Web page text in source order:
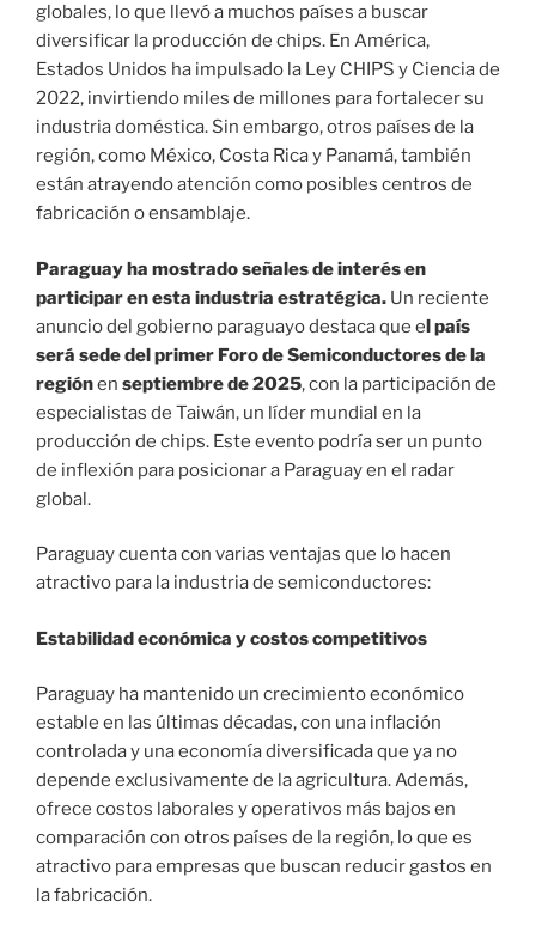
globales, lo que llevó a muchos países a buscar
diversificar la producción de chips. En América,
Estados Unidos ha impulsado la Ley CHIPS y Ciencia de
2022, invirtiendo miles de millones para fortalecer su
industria doméstica. Sin embargo, otros países de la
región, como México, Costa Rica y Panamá, también
están atrayendo atención como posibles centros de
fabricación o ensamblaje.
Paraguay ha mostrado señales de interés en
participar en esta industria estratégica. Un reciente
anuncio del gobierno paraguayo destaca que el país
será sede del primer Foro de Semiconductores de la
regiónen septiembre de 2025, con la participación de
especialistas de Taiwán, un líder mundial en la
producción de chips. Este evento podría ser un punto
de inflexión para posicionar a Paraguay en el radar
global.
Paraguay cuenta con varias ventajas que lo hacen
atractivo para la industria de semiconductores:
Estabilidad económica y costos competitivos
Paraguay ha mantenido un crecimiento económico
estable en las últimas décadas, con una inflación
controlada y una economía diversificada que ya no
depende exclusivamente de la agricultura. Además,
ofrece costos laborales y operativos más bajos en
comparación con otros países de la región, lo que es
atractivo para empresas que buscan reducir gastos en
la fabricación.